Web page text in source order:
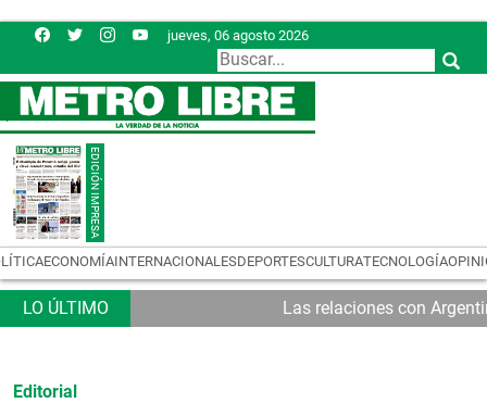
jueves, 06 agosto 2026
ECONOMÍAINTERNACIONALESDEPORTESCULTURATECNOLOGÍA
Las relaciones con
Editorial